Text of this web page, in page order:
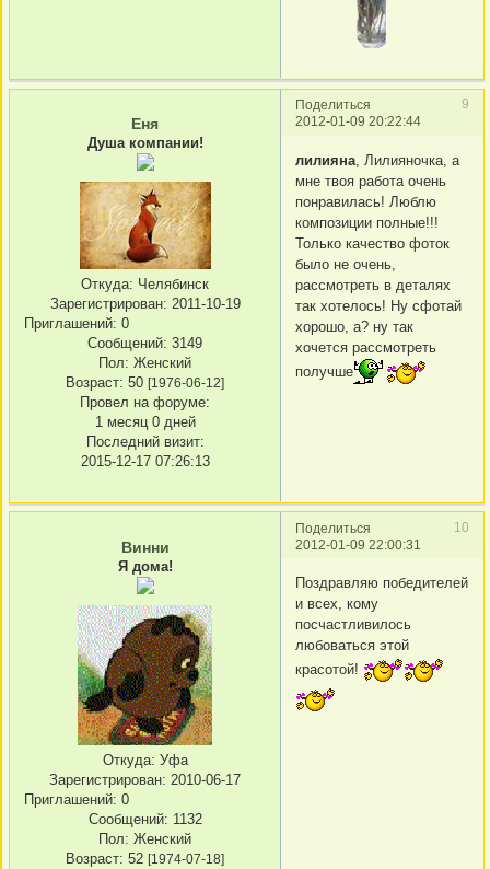
Поделиться
9
2012-01-09 20:22:44
Еня
Душа компании!
Откуда: Челябинск
Зарегистрирован: 2011-10-19
Приглашений: 0
Сообщений: 3149
Пол: Женский
Возраст: 50 [1976-06-12]
Провел на форуме:
1 месяц 0 дней
Последний визит:
2015-12-17 07:26:13
лилияна , Лилияночка, а
мне твоя работа очень
понравилась! Люблю
композиции полные!!!
Только качество фоток
было не очень,
рассмотреть в деталях
так хотелось! Ну сфотай
хорошо, а? ну так
хочется рассмотреть
получше
Поделиться
10
2012-01-09 22:00:31
Винни
Я дома!
Откуда: Уфа
Зарегистрирован: 2010-06-17
Приглашений: 0
Сообщений: 1132
Пол: Женский
Возраст: 52 [1974-07-18]
Поздравляю победителей
и всех, кому
посчастливилось
любоваться этой
красотой!